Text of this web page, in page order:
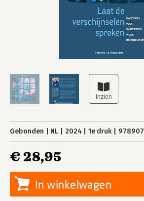
Gebonden NL 2024 1e druk
€ 28,95
In winkelwagen